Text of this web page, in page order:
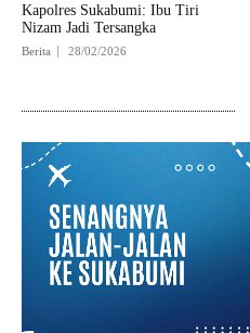
Kapolres Sukabumi: Ibu Tiri
Nizam Jadi Tersangka
Berita 28/02/2026